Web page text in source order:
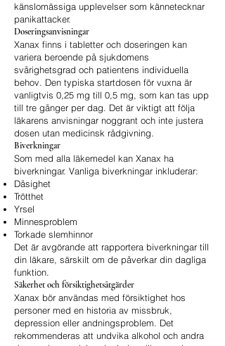
känslomässiga upplevelser som kännetecknar
panikattacker.
Doseringsanvisningar
Xanax finns i tabletter och doseringen kan
variera beroende på sjukdomens
svårighetsgrad och patientens individuella
behov. Den typiska startdosen för vuxna är
vanligtvis 0,25 mg till 0,5 mg, som kan tas upp
till tre gånger per dag. Det är viktigt att följa
läkarens anvisningar noggrant och inte justera
dosen utan medicinsk rådgivning.
Biverkningar
Som med alla läkemedel kan Xanax ha
biverkningar. Vanliga biverkningar inkluderar:
Dåsighet
Trötthet
Yrsel
Minnesproblem
Torkade slemhinnor
Det är avgörande att rapportera biverkningar till
din läkare, särskilt om de påverkar din dagliga
funktion.
Säkerhet och försiktighetsåtgärder
Xanax bör användas med försiktighet hos
personer med en historia av missbruk,
depression eller andningsproblem. Det
rekommenderas att undvika alkohol och andra